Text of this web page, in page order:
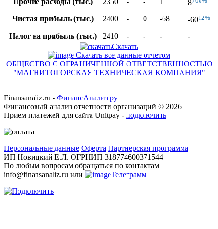
Прочие расходы (тыс.)
2350 - - 1 8
Чистая прибыль (тыс.)
2400 - 0 -68 -6012%
Налог на прибыль (тыс.)
2410 - - - -
Скачать
Скачать все данные отчетом
ОБЩЕСТВО С ОГРАНИЧЕННОЙ ОТВЕТСТВЕННОСТЬЮ
"МАГНИТОГОРСКАЯ ТЕХНИЧЕСКАЯ КОМПАНИЯ"
Finansanaliz.ru - ФинанcАнализ.ру
Финансовый анализ отчетности организаций © 2026
Прием платежей для сайта Unitpay - подключить
Персональные данные Оферта Партнерская программа
ИП Новицкий Е.Л. ОГРНИП 318774600371544
По любым вопросам обращаться по контактам
info@finansanaliz.ru или
Телеграмм